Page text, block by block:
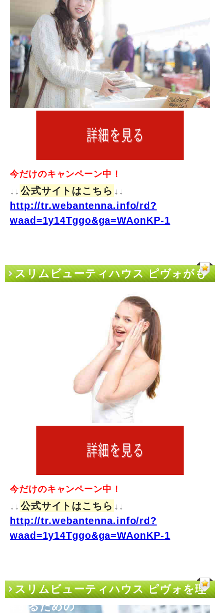
今だけのキャンペーン中！
↓↓ 公式サイトはこちら ↓↓
http://tr.webantenna.info/rd?
waad=1y14Tggo&ga=WAonKP-1
スリムビューティハウス ピヴォがも
今だけのキャンペーン中！
↓↓ 公式サイトはこちら ↓↓
http://tr.webantenna.info/rd?
waad=1y14Tggo&ga=WAonKP-1
スリムビューティハウス ピヴォを理
解するための